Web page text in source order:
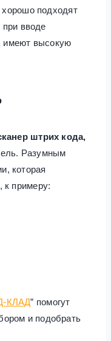
подходят
вводе
имеют высокую
штрих кода,
Разумным
которая
к примеру:
КЛАД” помогут
и подобрать